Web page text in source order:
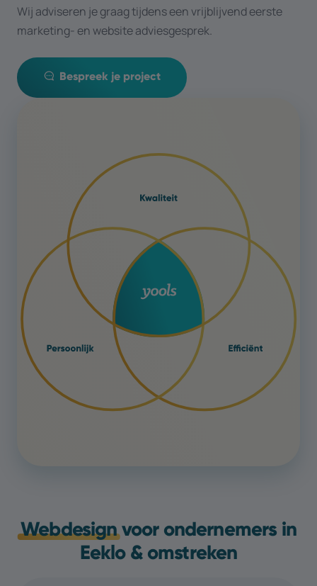
Wij adviseren je graag tijdens een vrijblijvend eerste
marketing- en website adviesgesprek.
Bespreek je project
Webdesignvoor ondernemers in
Eeklo & omstreken